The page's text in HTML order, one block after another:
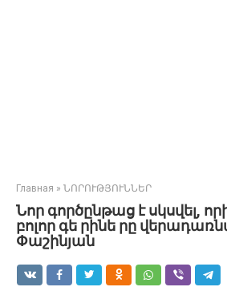
Главная » ՆՈՐՈՒԹՅՈՒՆՆԵՐ
Նոր գործընթաց է սկսվել,
բոլոր գե րինե րը
Փաշինյան